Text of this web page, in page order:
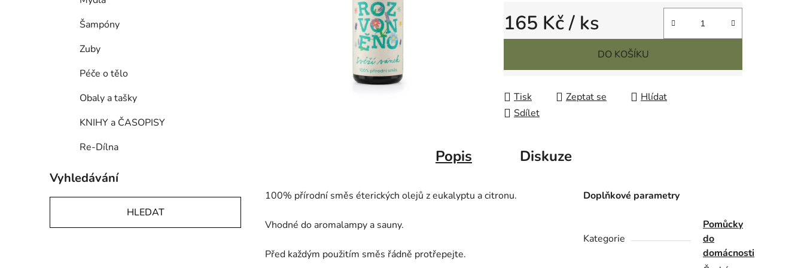
Šampóny
Zuby
Péče o tělo
Obaly a tašky
KNIHY a ČASOPISY
Re-Dílna
Vyhledávání
HLEDAT
165 Kč/ ks
Měrná cena:
DO KOŠÍKU
Tisk Zeptat se
Hlídat
Sdílet
Popis Diskuze
100% přírodní směs éterických olejů z eukalyptu a citronu.
Vhodné do aromalampy a sauny.
Před každým použitím směs řádně protřepejte.
Doplňkové parametry
Kategorie
Pomůcky
do
domácnosti